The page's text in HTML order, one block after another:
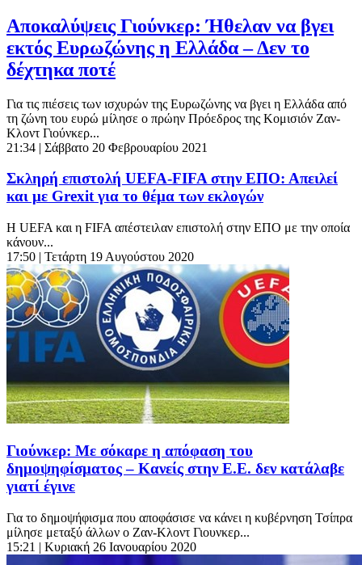
Αποκαλύψεις Γιούνκερ: Ήθελαν να βγει
εκτός Ευρωζώνης η Ελλάδα – Δεν το
δέχτηκα ποτέ
Για τις πιέσεις των ισχυρών της Ευρωζώνης να βγει η Ελλάδα από
τη ζώνη του ευρώ μίλησε ο πρώην Πρόεδρος της Κομισιόν Ζαν-
Κλοντ Γιούνκερ...
21:34 | Σάββατο 20 Φεβρουαρίου 2021
Σκληρή επιστολή UEFA-FIFA στην ΕΠΟ: Απειλεί
και με Grexit για το θέμα των εκλογών
Η UEFA και η FIFA απέστειλαν επιστολή στην ΕΠΟ με την οποία
κάνουν...
17:50 | Τετάρτη 19 Αυγούστου 2020
Γιούνκερ: Με σόκαρε η απόφαση του
δημοψηφίσματος – Κανείς στην Ε.Ε. δεν κατάλαβε
γιατί έγινε
Για το δημοψήφισμα που αποφάσισε να κάνει η κυβέρνηση Τσίπρα
μίλησε μεταξύ άλλων ο Ζαν-Κλοντ Γιουνκερ...
15:21 | Κυριακή 26 Ιανουαρίου 2020